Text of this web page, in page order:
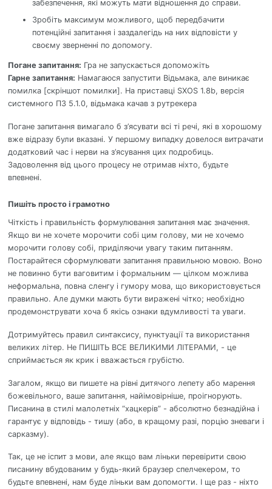
забезпечення, які можуть мати відношення до справи.
Зробіть максимум можливого, щоб передбачити
потенційні запитання і заздалегідь на них відповісти у
своєму зверненні по допомогу.
Погане запитання: Гра не запускається допоможіть
Гарне запитання: Намагаюся запустити Відьмака, але виникає
помилка [скріншот помилки]. На приставці SXOS 1.8b, версія
системного ПЗ 5.1.0, відьмака качав з рутрекера
Погане запитання вимагало б з’ясувати всі ті речі, які в хорошому
вже відразу були вказані. У першому випадку довелося витрачати
додатковий час і нерви на з’ясування цих подробиць.
Задоволення від цього процесу не отримав ніхто, будьте
впевнені.
Пишіть просто і грамотно
Чіткість і правильність формулювання запитання має значення.
Якщо ви не хочете морочити собі цим голову, ми не хочемо
морочити голову собі, приділяючи увагу таким питанням.
Постарайтеся сформулювати запитання правильною мовою. Воно
не повинно бути ваговитим і формальним — цілком можлива
неформальна, повна сленгу і гумору мова, що використовується
правильно. Але думки мають бути виражені чітко; необхідно
продемонструвати хоча б якісь ознаки вдумливості та уваги.
Дотримуйтесь правил синтаксису, пунктуації та використання
великих літер. Не ПИШІТЬ ВСЕ ВЕЛИКИМИ ЛІТЕРАМИ, - це
сприймається як крик і вважається грубістю.
Загалом, якщо ви пишете на рівні дитячого лепету або марення
божевільного, ваше запитання, найімовірніше, проігнорують.
Писанина в стилі малолетніх “хацкерів” - абсолютно безнадійна і
гарантує у відповідь - тишу (або, в кращому разі, порцію зневаги і
сарказму).
Так, це не іспит з мови, але якщо вам ліньки перевірити свою
писанину вбудованим у будь-який браузер спелчекером, то
будьте впевнені, нам буде ліньки вам допомогти. І ще раз - ніхто